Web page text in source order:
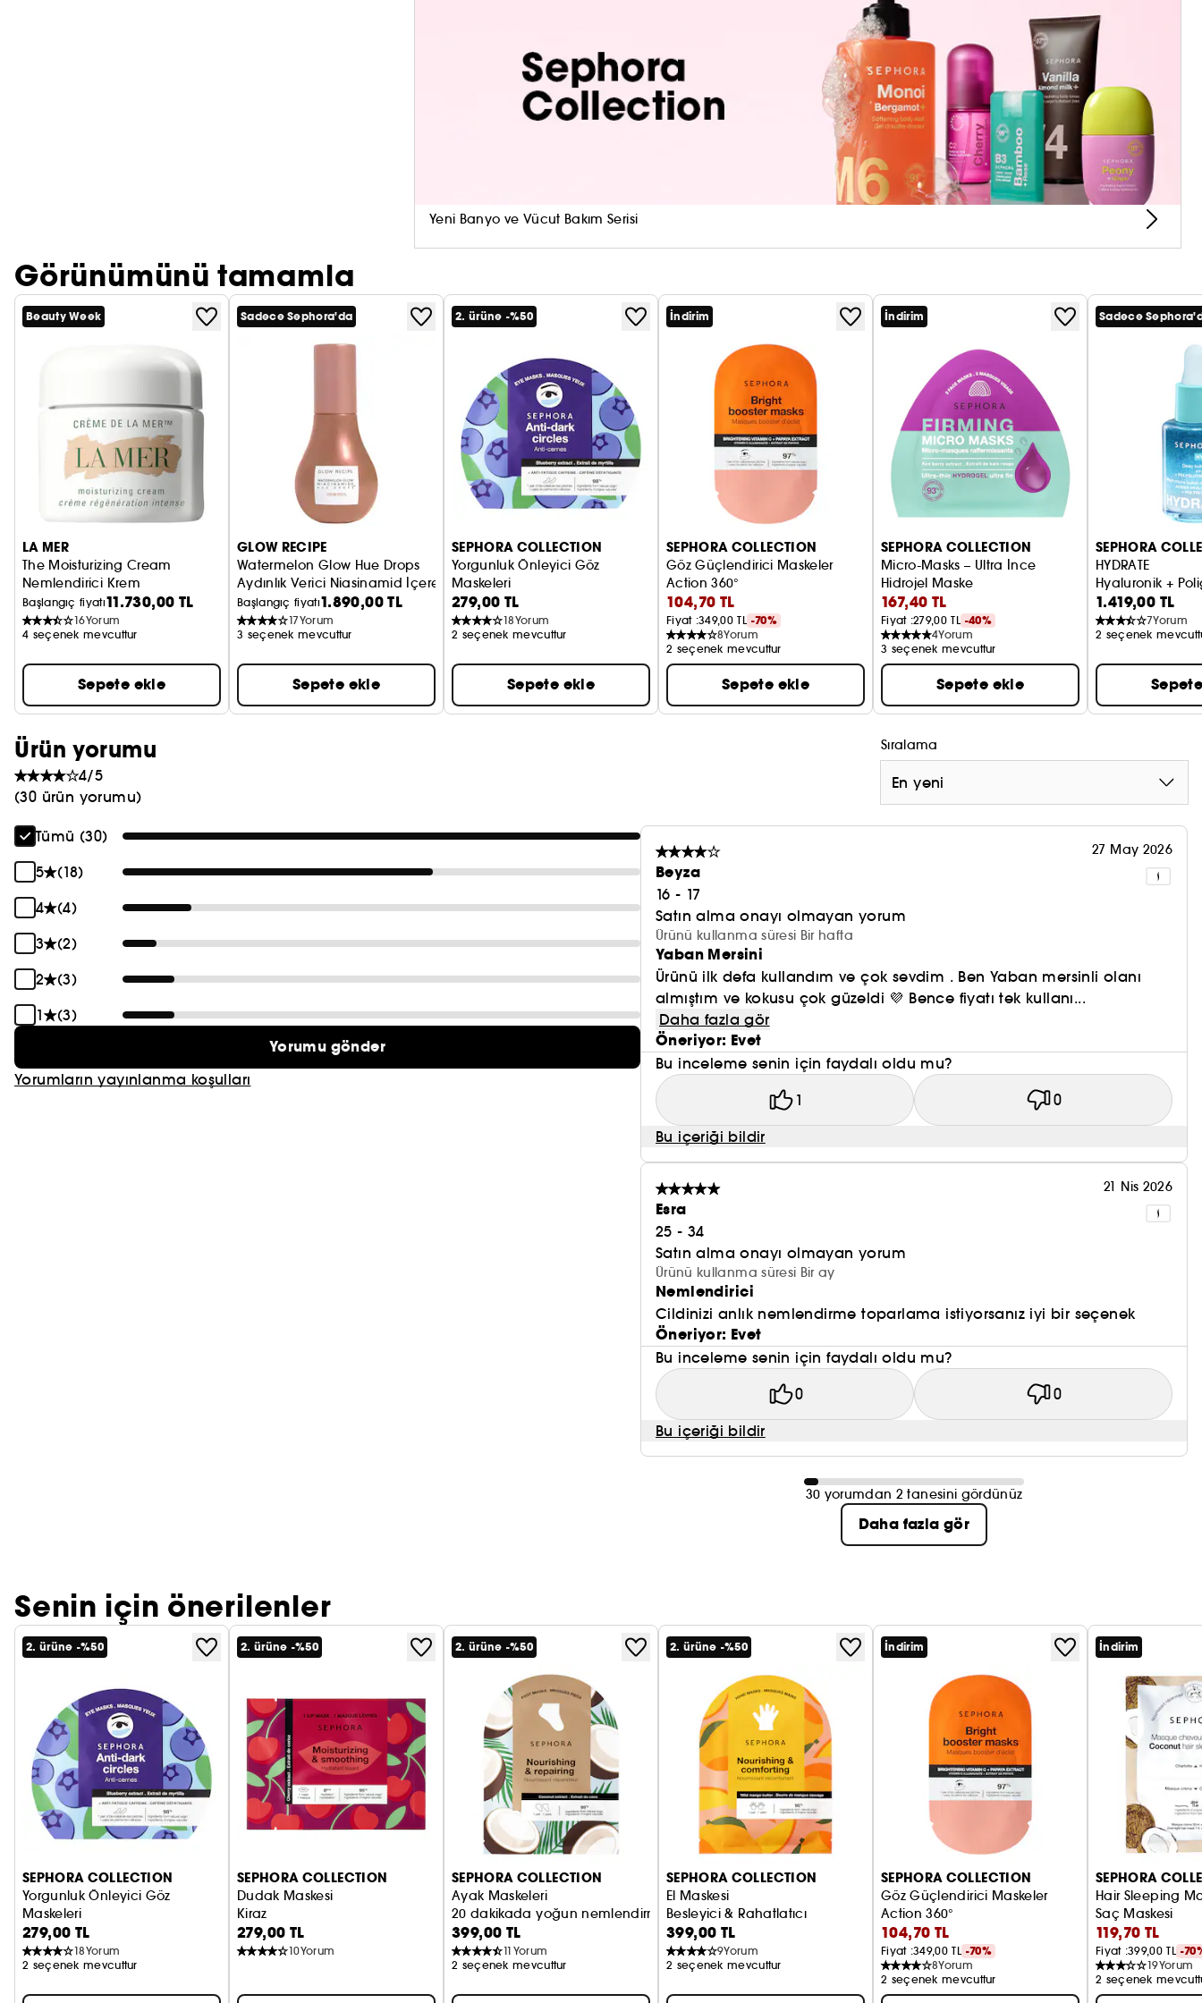
Dünya genelinde her 5 saniyede bir satılan 1 Nemlendirici Yüz Maskesi(1)
SEPHORA COLLECTION Nemlendirici Yüz Maskesi şimdi daha da iyi: Bu yüz için kağıt maske,
akasyadan elde edilen ince bir lif kullanılarak yapılmıştır. Ne var ne yok? Optimum cilt emilimi için
ikinci bir cilt etkisi maskesi.
Bu yüz maskesinin cilt nemini artırması yalnızca 10 dakika sürer...ve çok daha fazlası
Her yaprak maskesi, hyaluronik asit ve bir meyve ve bitki kokteyli ile formüle edilmiştir. Ve sonuç?
Anında ve kalıcı nemlendirme (2 saatten sonra %67'ye varan oranda daha fazla(2)) ve hedeflenen
faydalar. Cildi matlaştırın, ışıltısını artırın veya cildi yatıştırın: Bu yüz bakım maskeleriyle her şey
mümkün. Hepsi sadece 10 dakikada.
Bu SEPHORA COLLECTION hyaluronik asit tabaka maskelerinin ek avantajı
%95 doğal içerikli nemlendirici yüz maskesi.
Yeni Banyo ve Vücut Bakım Serisi
Görünümünü tamamla
Beauty Week
LA MER
The Moisturizing Cream
Nemlendirici Krem
Başlangıç fiyatı11.730,00 TL
16Yorum
4 seçenek mevcuttur
Sepete ekle
Sadece Sephora'da
GLOW RECIPE
Watermelon Glow Hue Drops
Aydınlık Verici Niasinamid İçeren Serum
Başlangıç fiyatı1.890,00 TL
17Yorum
3 seçenek mevcuttur
Sepete ekle
2. ürüne -%50
SEPHORA COLLECTION
Yorgunluk Önleyici Göz
Maskeleri
Biyoselüloz maskeler
279,00 TL
18Yorum
2 seçenek mevcuttur
Sepete ekle
İndirim
SEPHORA COLLECTION
Göz Güçlendirici Maskeler
Action 360°
104,70 TL
Fiyat :349,00 TL -70%
8Yorum
2 seçenek mevcuttur
Sepete ekle
İndirim
SEPHORA COLLECTION
Micro-Masks – Ultra İnce
Hidrojel Maske
167,40 TL
Fiyat :279,00 TL -40%
4Yorum
3 seçenek mevcuttur
Sepete ekle
Sadece
SEPHORA
HYDRATE
1.419,00 TL
7Yorum
2 seçenek
Ürün yorumu
4/5
(30 ürün yorumu)
Sıralama
En yeni
Tümü (30)
5
(18)
4
(4)
3
(2)
2
(3)
1
(3)
Yorumu gönder
Yorumların yayınlanma koşulları
27 May 2026
Beyza
16 - 17
Satın alma onayı olmayan yorum
Ürünü kullanma süresi Bir hafta
Yaban Mersini
Ürünü ilk defa kullandım ve çok sevdim . Ben Yaban mersinli olanı
almıştım ve kokusu çok güzeldi 💜 Bence fiyatı tek kullanı...
Daha fazla gör
Öneriyor: Evet
Bu inceleme senin için faydalı oldu mu?
1 0
Bu içeriği bildir
21 Nis 2026
Esra
25 - 34
Satın alma onayı olmayan yorum
Ürünü kullanma süresi Bir ay
Nemlendirici
Cildinizi anlık nemlendirme toparlama istiyorsanız iyi bir seçenek
Öneriyor: Evet
Bu inceleme senin için faydalı oldu mu?
0 0
Bu içeriği bildir
30 yorumdan 2 tanesini gördünüz
Daha fazla gör
Senin için önerilenler
2. ürüne -%50
SEPHORA COLLECTION
Yorgunluk Önleyici Göz
Maskeleri
Biyoselüloz maskeler
279,00 TL
18Yorum
2 seçenek mevcuttur
2. ürüne -%50
SEPHORA COLLECTION
Dudak Maskesi
Kiraz
279,00 TL
10Yorum
2. ürüne -%50
SEPHORA COLLECTION
Ayak Maskeleri
20 dakikada yoğun nemlendirme
399,00 TL
11 Yorum
2 seçenek mevcuttur
2. ürüne -%50
SEPHORA COLLECTION
El Maskesi
Besleyici & Rahatlatıcı
399,00 TL
9Yorum
2 seçenek mevcuttur
İndirim
SEPHORA COLLECTION
Göz Güçlendirici Maskeler
Action 360°
104,70 TL
Fiyat :349,00 TL -70%
8Yorum
2 seçenek mevcuttur
İndirim
SEPHORA
Hair Sleeping
Saç Maskesi
119,70 TL
Fiyat :399,00 TL -
19Yorum
2 seçenek